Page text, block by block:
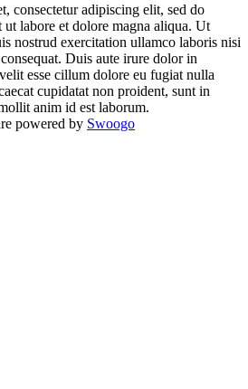
consectetur adipiscing elit, sed do
labore et dolore magna aliqua. Ut
nostrud exercitation ullamco laboris nisi
Duis aute irure dolor in
esse cillum dolore eu fugiat nulla
cupidatat non proident, sunt in
anim id est laborum.
powered by Swoogo